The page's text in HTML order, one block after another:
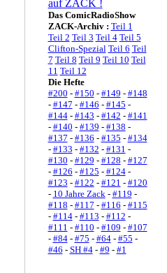
Das ComicRadioShow
ZACK-Archiv : Teil 1
Teil 2 Teil 3 Teil 4 Teil 5
Clifton-Spezial Teil 6 Teil
7 Teil 8 Teil 9 Teil 10 Teil
11 Teil 12
Die Hefte
#200 - #150 - #149 - #148
- #147 - #146 - #145 -
#144- #143 - #142 - #141
- #140 - #139 - #138 -
#137 - #136 - #135 - #134
- #133 - #132 - #131 -
#130 - #129 - #128 - #127
- #126 - #125 - #124-
#123 - #122 - #121 - #120
- 10 Jahre Zack- #119 -
#118 - #117 - #116 - #115
- #114- #113 - #112 -
#111 - #110 - #109 - #107
- #84- #75 - #64- #55 -
#46 - SH #4- #9 - #1